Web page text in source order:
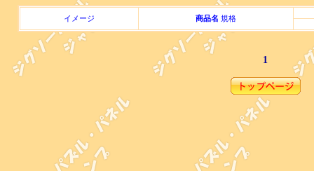
イメージ 商品名 規格
1